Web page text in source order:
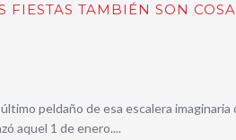
FIESTAS TAMBIÉN SON
peldaño de esa escalera
aquel 1 de enero....